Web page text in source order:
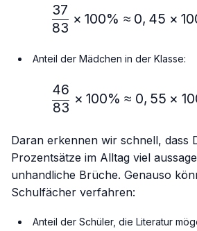
83
37
× 100% ≈ 0, 45 ×
Anteil der Mädchen in der Klasse:
83
46
× 100% ≈ 0, 55 ×
Daran erkennen wir schnell, dass
Prozentsätze im Alltag viel
unhandliche Brüche. Genauso
Schulfächer verfahren:
Anteil der Schüler, die Literatur